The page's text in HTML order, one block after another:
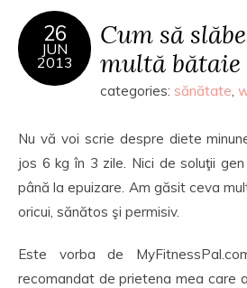
26
JUN
2013
Cum să
multă bătaie
categories: sănătate,
Nu vă voi scrie despre diete
jos 6 kg în 3 zile. Nici de soluţii
până la epuizare. Am găsit ceva
oricui, sănătos şi permisiv.
Este vorba de
recomandat de prietena mea care